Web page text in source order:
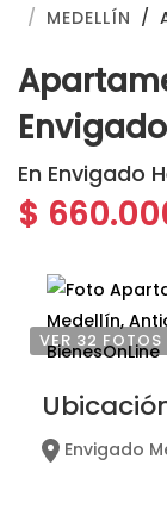
MEDELLÍN
En Envigado
$
VER 32 FOTOS
Envigado